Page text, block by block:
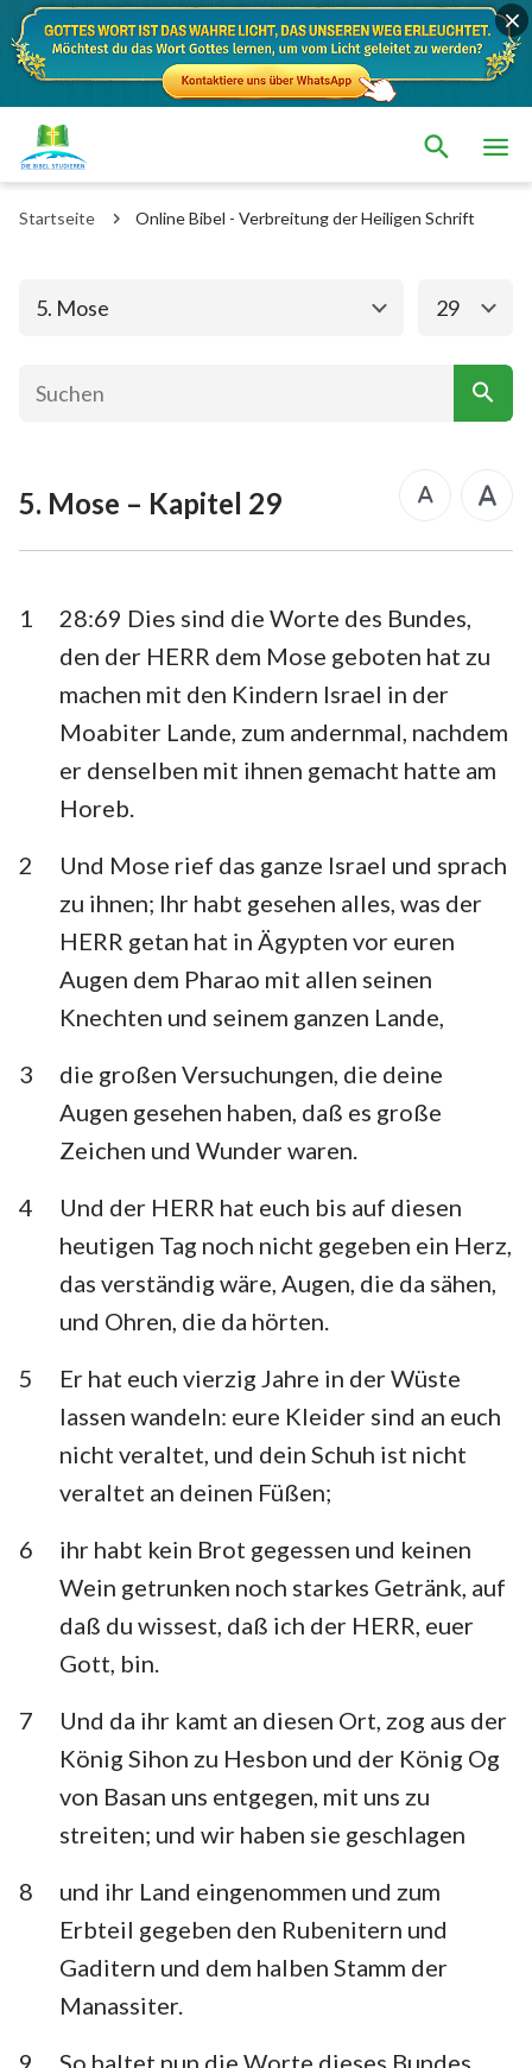
Startseite Online Bibel - Verbreitung der Heiligen Schrift
5. Mose
Das alte Testament Das neue Testament
1. Mose 2. Mose
5. Mose
1.Samuel
1. Chronik 2. Chronik
Esra Nehemia
Esther Hiob
Psalm Sprüche
Jesaja Jeremia
Klagelieder
Daniel Hosea
Obadja Jona
Micha Nahum
Habakuk Zephanja
Haggai Sacharja
29
5. Mose – Kapitel 29
1
28:69 Dies sind die Worte des Bundes,
den der HERR dem Mose geboten hat zu
machen mit den Kindern Israel in der
Moabiter Lande, zum andernmal, nachdem
er denselben mit ihnen gemacht hatte am
Horeb.
2
Und Mose rief das ganze Israel und sprach
zu ihnen; Ihr habt gesehen alles, was der
HERR getan hat in Ägypten vor euren
Augen dem Pharao mit allen seinen
Knechten und seinem ganzen Lande,
3
die großen Versuchungen, die deine
Augen gesehen haben, daß es große
Zeichen und Wunder waren.
4
Und der HERR hat euch bis auf diesen
heutigen Tag noch nicht gegeben ein Herz,
das verständig wäre, Augen, die da sähen,
und Ohren, die da hörten.
5
Er hat euch vierzig Jahre in der Wüste
lassen wandeln: eure Kleider sind an euch
nicht veraltet, und dein Schuh ist nicht
veraltet an deinen Füßen;
6
ihr habt kein Brot gegessen und keinen
Wein getrunken noch starkes Getränk, auf
daß du wissest, daß ich der HERR, euer
Gott, bin.
7
Und da ihr kamt an diesen Ort, zog aus der
König Sihon zu Hesbon und der König Og
von Basan uns entgegen, mit uns zu
streiten; und wir haben sie geschlagen
8
und ihr Land eingenommen und zum
Erbteil gegeben den Rubenitern und
Gaditern und dem halben Stamm der
Manassiter.
9
So haltet nun die Worte dieses Bundes